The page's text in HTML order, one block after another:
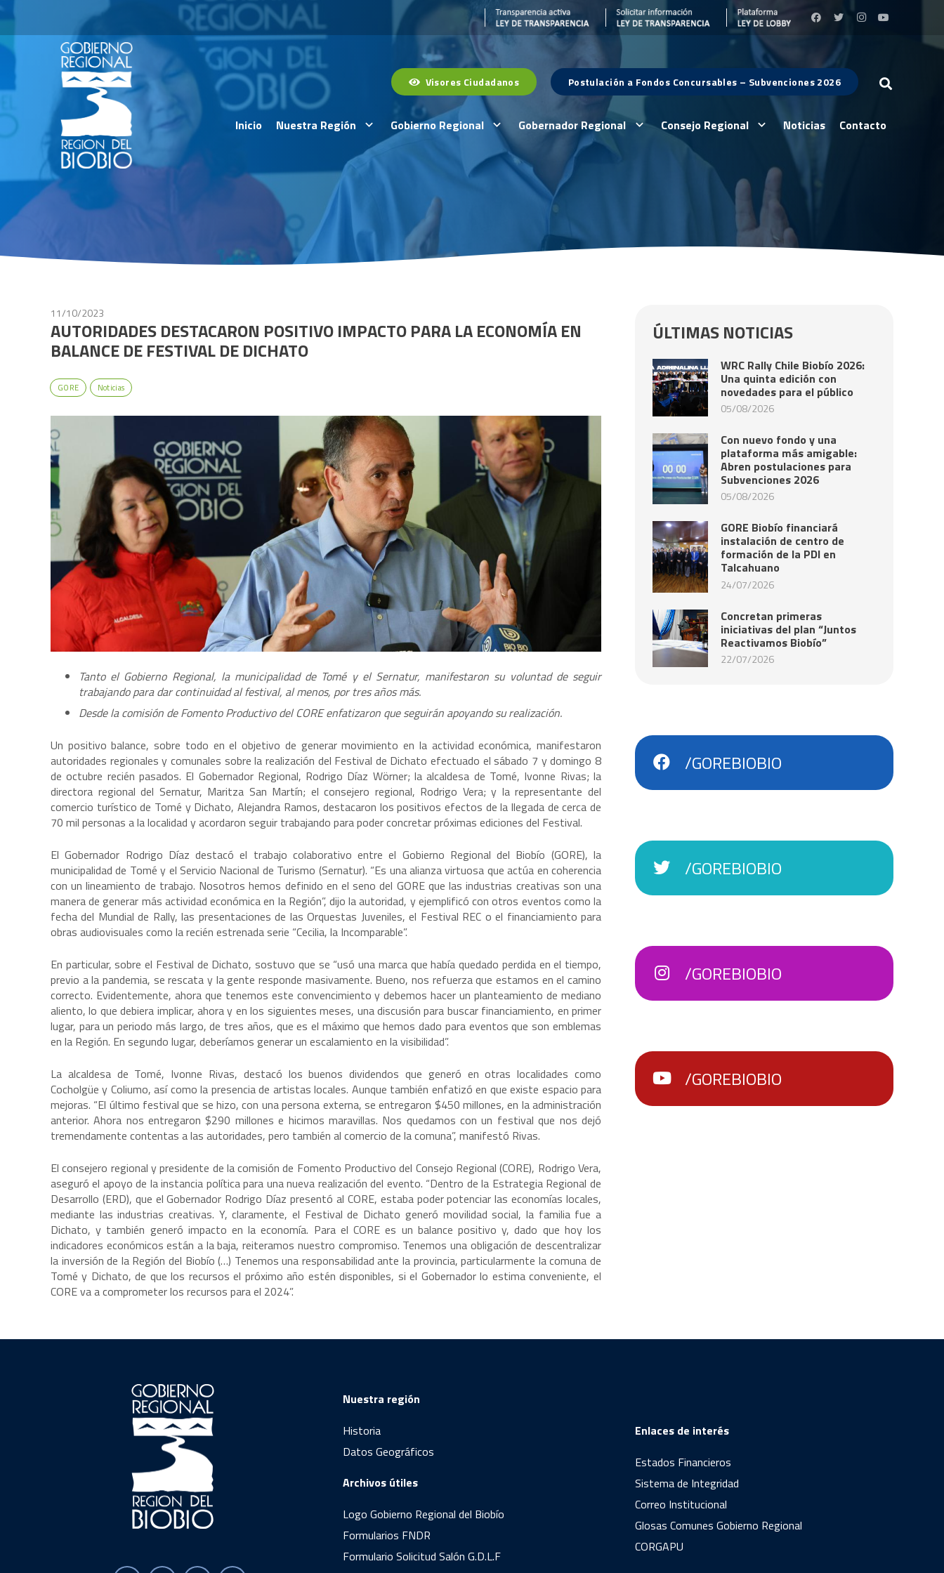
Visores Ciudadanos Postulación a Fondos Concursables – Subvenciones 2026
Inicio Nuestra Región Gobierno Regional Gobernador Regional Consejo Regional Noticias Contacto
11/10/2023
AUTORIDADES DESTACARON POSITIVO IMPACTO PARA LA ECONOMÍA EN
BALANCE DE FESTIVAL DE DICHATO
GORE Noticias
Tanto el Gobierno Regional, la municipalidad de Tomé y el Sernatur, manifestaron su voluntad de seguir
trabajando para dar continuidad al festival, al menos, por tres años más.
Desde la comisión de Fomento Productivo del CORE enfatizaron que seguirán apoyando su realización.
Un positivo balance, sobre todo en el objetivo de generar movimiento en la actividad económica, manifestaron
autoridades regionales y comunales sobre la realización del Festival de Dichato efectuado el sábado 7 y domingo 8
de octubre recién pasados. El Gobernador Regional, Rodrigo Díaz Wörner; la alcaldesa de Tomé, Ivonne Rivas; la
directora regional del Sernatur, Maritza San Martín; el consejero regional, Rodrigo Vera; y la representante del
comercio turístico de Tomé y Dichato, Alejandra Ramos, destacaron los positivos efectos de la llegada de cerca de
70 mil personas a la localidad y acordaron seguir trabajando para poder concretar próximas ediciones del Festival.
El Gobernador Rodrigo Díaz destacó el trabajo colaborativo entre el Gobierno Regional del Biobío (GORE), la
municipalidad de Tomé y el Servicio Nacional de Turismo (Sernatur). “Es una alianza virtuosa que actúa en coherencia
con un lineamiento de trabajo. Nosotros hemos definido en el seno del GORE que las industrias creativas son una
manera de generar más actividad económica en la Región”, dijo la autoridad, y ejemplificó con otros eventos como la
fecha del Mundial de Rally, las presentaciones de las Orquestas Juveniles, el Festival REC o el financiamiento para
obras audiovisuales como la recién estrenada serie “Cecilia, la Incomparable”.
En particular, sobre el Festival de Dichato, sostuvo que se “usó una marca que había quedado perdida en el tiempo,
previo a la pandemia, se rescata y la gente responde masivamente. Bueno, nos refuerza que estamos en el camino
correcto. Evidentemente, ahora que tenemos este convencimiento y debemos hacer un planteamiento de mediano
aliento, lo que debiera implicar, ahora y en los siguientes meses, una discusión para buscar financiamiento, en primer
lugar, para un periodo más largo, de tres años, que es el máximo que hemos dado para eventos que son emblemas
en la Región. En segundo lugar, deberíamos generar un escalamiento en la visibilidad”.
La alcaldesa de Tomé, Ivonne Rivas, destacó los buenos dividendos que generó en otras localidades como
Cocholgüe y Coliumo, así como la presencia de artistas locales. Aunque también enfatizó en que existe espacio para
mejoras. “El último festival que se hizo, con una persona externa, se entregaron $450 millones, en la administración
anterior. Ahora nos entregaron $290 millones e hicimos maravillas. Nos quedamos con un festival que nos dejó
tremendamente contentas a las autoridades, pero también al comercio de la comuna”, manifestó Rivas.
El consejero regional y presidente de la comisión de Fomento Productivo del Consejo Regional (CORE), Rodrigo Vera,
aseguró el apoyo de la instancia política para una nueva realización del evento. “Dentro de la Estrategia Regional de
Desarrollo (ERD), que el Gobernador Rodrigo Díaz presentó al CORE, estaba poder potenciar las economías locales,
mediante las industrias creativas. Y, claramente, el Festival de Dichato generó movilidad social, la familia fue a
Dichato, y también generó impacto en la economía. Para el CORE es un balance positivo y, dado que hoy los
indicadores económicos están a la baja, reiteramos nuestro compromiso. Tenemos una obligación de descentralizar
la inversión de la Región del Biobío (…) Tenemos una responsabilidad ante la provincia, particularmente la comuna de
Tomé y Dichato, de que los recursos el próximo año estén disponibles, si el Gobernador lo estima conveniente, el
CORE va a comprometer los recursos para el 2024”.
ÚLTIMAS NOTICIAS
WRC Rally Chile Biobío 2026:
Una quinta edición con
novedades para el público
05/08/2026
Con nuevo fondo y una
plataforma más amigable:
Abren postulaciones para
Subvenciones 2026
05/08/2026
GORE Biobío financiará
instalación de centro de
formación de la PDI en
Talcahuano
24/07/2026
Concretan primeras
iniciativas del plan “Juntos
Reactivamos Biobío”
22/07/2026
/GOREBIOBIO
/GOREBIOBIO
/GOREBIOBIO
/GOREBIOBIO
Nuestra región
Historia
Datos Geográficos
Archivos útiles
Logo Gobierno Regional del Biobío
Formularios FNDR
Formulario Solicitud Salón G.D.L.F
Enlaces de interés
Estados Financieros
Sistema de Integridad
Correo Institucional
Glosas Comunes Gobierno Regional
CORGAPU